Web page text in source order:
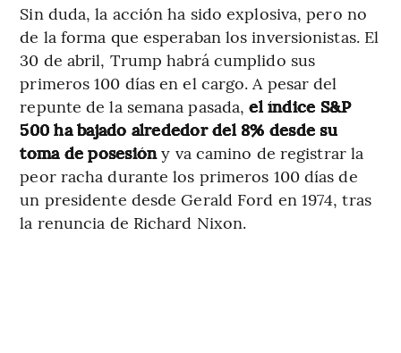
Sin duda, la acción ha sido explosiva, pero no
de la forma que esperaban los inversionistas. El
30 de abril, Trump habrá cumplido sus
primeros 100 días en el cargo. A pesar del
repunte de la semana pasada,el índice S&P
500 ha bajado alrededor del 8% desde su
toma de posesióny va camino de registrar la
peor racha durante los primeros 100 días de
un presidente desde Gerald Ford en 1974, tras
la renuncia de Richard Nixon.